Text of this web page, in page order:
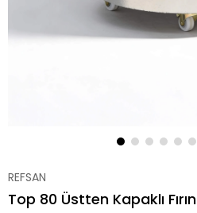
REFSAN
Top 80 Üstten Kapaklı Fırın